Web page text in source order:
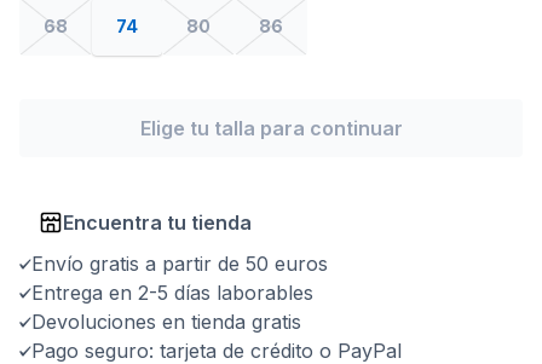
68 74 80 86
Elige tu talla para continuar
Encuentra tu tienda
Envío gratis a partir de 50 euros
Entrega en 2-5 días laborables
Devoluciones en tienda gratis
Pago seguro: tarjeta de crédito o PayPal